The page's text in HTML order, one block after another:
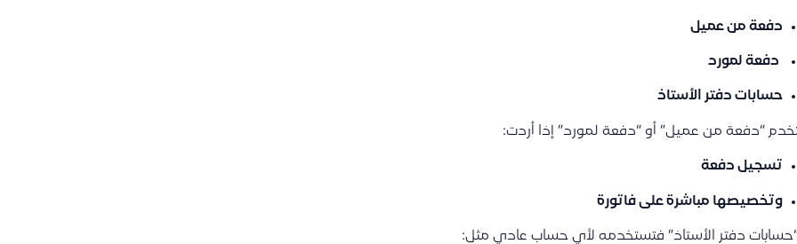
دفعة من عميل
دفعة لمورد
حسابات دفتر الأستاذ
“دفعة من عميل” أو “دفعة لمورد” إذا أردت:
تسجيل دفعة
وتخصيصها مباشرة على فاتورة
“حسابات دفتر الأستاذ” فتستخدمه لأي حساب عادي مثل: